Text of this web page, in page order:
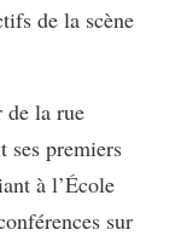
de la scène
de la rue
ses premiers
à l’École
sur